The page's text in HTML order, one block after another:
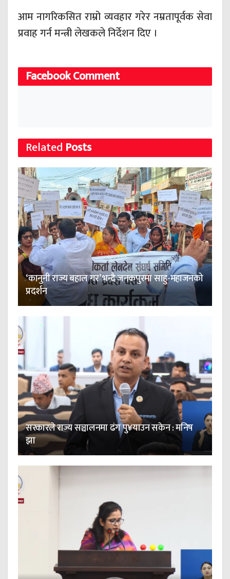
आम नागरिकसित राम्रो व्यवहार गरेर नम्रतापूर्वक सेवा
प्रवाह गर्न मन्त्री लेखकले निर्देशन दिए ।
Facebook Comment
Related Posts
‘कानुनी राज्य बहाल गर’ भन्दै जनकपुरमा साहु-महाजनको
प्रदर्शन
सरकारले राज्य सञ्चालनमा ढंग पु¥याउन सकेन : मनिष
झा